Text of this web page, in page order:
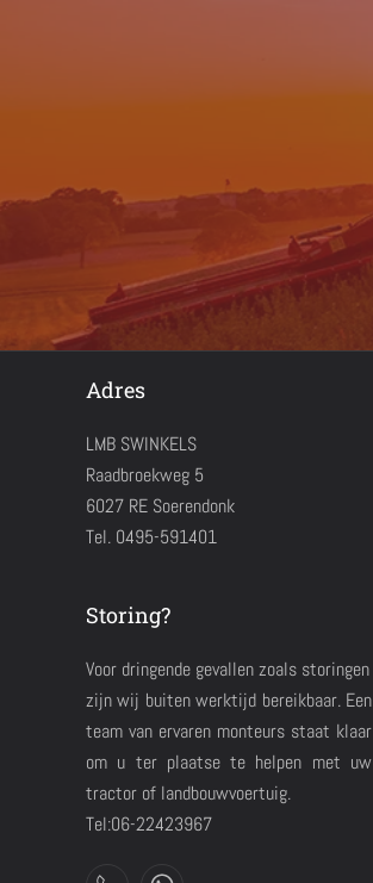
Adres
LMB SWINKELS
Raadbroekweg 5
6027 RE Soerendonk
Tel. 0495-591401
Storing?
Voor dringende gevallen zoals storingen
zijn wij buiten werktijd bereikbaar. Een
team van ervaren monteurs staat klaar
om u ter plaatse te helpen met uw
tractor of landbouwvoertuig.
Tel:06-22423967